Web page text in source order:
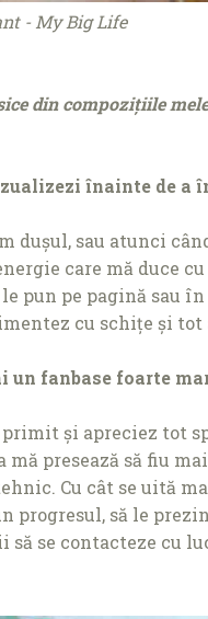
- My Big Life
din compozițiile mele
înainte de a
sau atunci
care mă duce
pe pagină sau
cu schițe și tot
fanbase foarte
și apreciez tot
presează să fiu
Cu cât se uită
să le
se contacteze cu